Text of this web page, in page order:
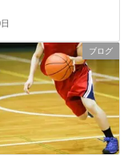
ブログ